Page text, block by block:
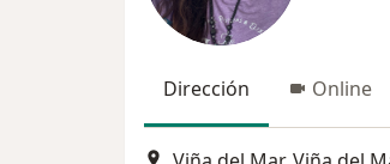
Dirección Online